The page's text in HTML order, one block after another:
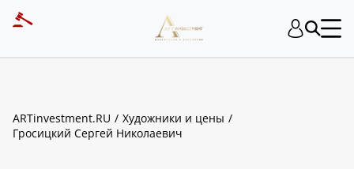
ARTinvestment.RU
Художники и цены
Гросицкий Сергей Николаевич